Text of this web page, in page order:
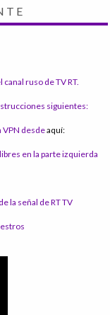
ruso de TV RT.
siguientes:
VPN desdeaquí:
en la parte izquierda
la señal de RT TV